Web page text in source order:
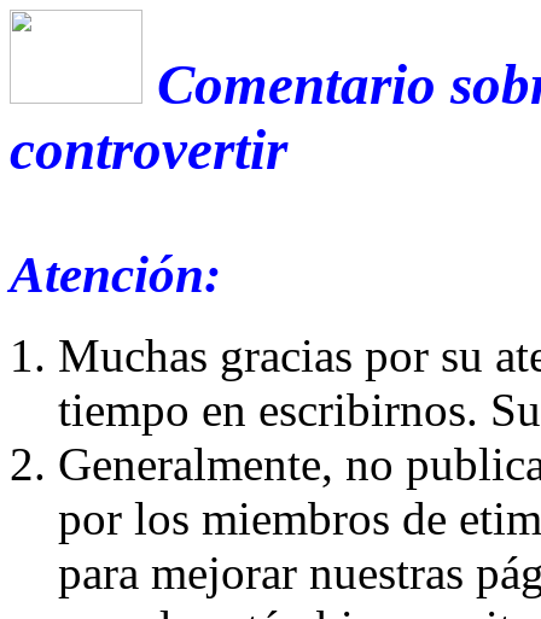
Comentario
controvertir
Atención:
Muchas gracias por su
tiempo en escribirnos.
Generalmente, no
por los miembros de
para mejorar nuestras